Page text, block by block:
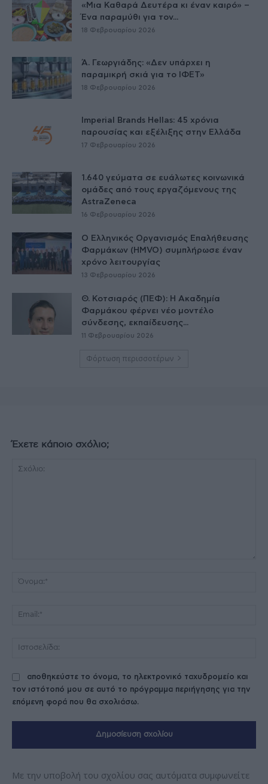
«Μια Καθαρά Δευτέρα κι έναν καιρό» –
Ένα παραμύθι για τον...
18 Φεβρουαρίου 2026
Ά. Γεωργιάδης: «Δεν υπάρχει η
παραμικρή σκιά για το ΙΦΕΤ»
18 Φεβρουαρίου 2026
Imperial Brands Hellas: 45 χρόνια
παρουσίας και εξέλιξης στην Ελλάδα
17 Φεβρουαρίου 2026
1.640 γεύματα σε ευάλωτες κοινωνικά
ομάδες από τους εργαζόμενους της
AstraZeneca
16 Φεβρουαρίου 2026
O Ελληνικός Οργανισμός Επαλήθευσης
Φαρμάκων (HMVO) συμπλήρωσε έναν
χρόνο λειτουργίας
13 Φεβρουαρίου 2026
Θ. Κοτσιαρός (ΠΕΦ): Η Ακαδημία
Φαρμάκου φέρνει νέο μοντέλο
σύνδεσης, εκπαίδευσης...
11 Φεβρουαρίου 2026
Φόρτωση περισσοτέρων
Έχετε κάποιο σχόλιο;
αποθηκεύστε το όνομα, το ηλεκτρονικό ταχυδρομείο και
τον ιστότοπό μου σε αυτό το πρόγραμμα περιήγησης για την
επόμενη φορά που θα σχολιάσω.
Με την υποβολή του σχολίου σας αυτόματα συμφωνείτε